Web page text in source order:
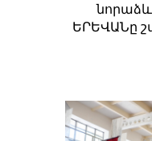
ԵՐԵՎԱՆը